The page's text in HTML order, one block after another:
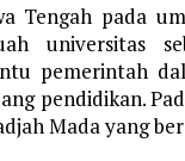
Tengah pada
universitas
pemerintah
pendidikan.
Mada yang